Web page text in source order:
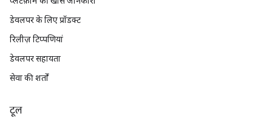
डेवलपर के लिए प्रॉडक्ट
रिलीज़ टिप्पणियां
डेवलपर सहायता
सेवा की शर्तों
टूल